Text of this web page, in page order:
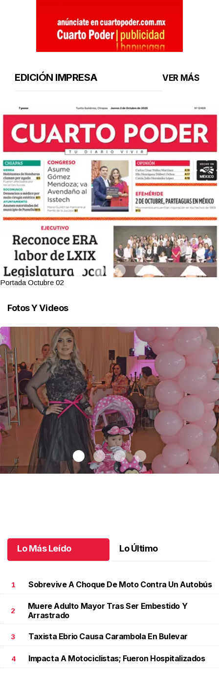
EDICIÓN IMPRESA VER MÁS
Portada Octubre 02
Fotos Y Videos
Lo Más Leído Lo Último
1 Sobrevive A Choque De Moto Contra Un Autobús
2
Muere Adulto Mayor Tras Ser Embestido Y
Arrastrado
3 Taxista Ebrio Causa Carambola En Bulevar
4 Impacta A Motociclistas; Fueron Hospitalizados